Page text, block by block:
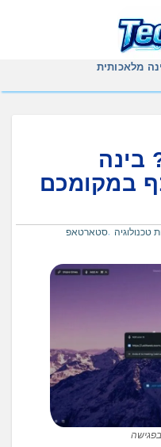
מלאכותית
בינה
במקומכם
טכנולוגיה סטארטאפ